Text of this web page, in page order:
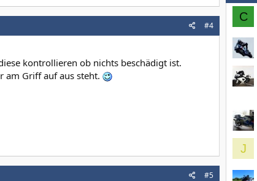
#4
kontrollieren ob nichts beschädigt ist.
am Griff auf aus steht.
#5
C
J